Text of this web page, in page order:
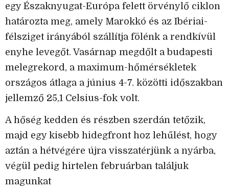
egy Északnyugat-Európa felett örvénylő ciklon
határozta meg, amely Marokkó és az Ibériai-
félsziget irányából szállítja fölénk a rendkívül
enyhe levegőt. Vasárnap megdőlt a budapesti
melegrekord, a maximum-hőmérsékletek
országos átlaga a június 4-7. közötti időszakban
jellemző 25,1 Celsius-fok volt.
A hőség kedden és részben szerdán tetőzik,
majd egy kisebb hidegfront hoz lehűlést, hogy
aztán a hétvégére újra visszatérjünk a nyárba,
végül pedig hirtelen februárban találjuk
magunkat